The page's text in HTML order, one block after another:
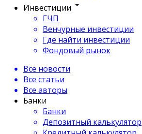
Инвестиции
ГЧП
Венчурные инвестиции
Где найти инвестиции
Фондовый рынок
Все новости
Все статьи
Все авторы
Банки
Банки
Депозитный калькулятор